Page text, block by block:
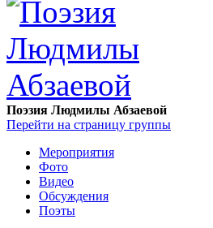
Поэзия Людмилы Абзаевой
Перейти на страницу группы
Мероприятия
Фото
Видео
Обсуждения
Поэты